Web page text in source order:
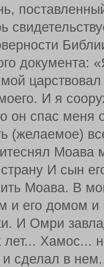
документа:
И я
он спас меня
(желаемое)
Моава
И сын
Моава. В
и его домом и
И Омри
лет... Хамос...
сделал в